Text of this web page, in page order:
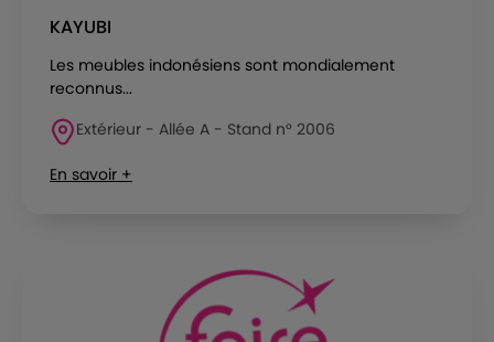
KAYUBI
Les meubles indonésiens sont mondialement
reconnus...
Extérieur - Allée A - Stand n° 2006
En savoir +